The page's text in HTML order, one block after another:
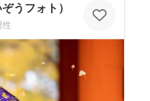
うフォト）
性